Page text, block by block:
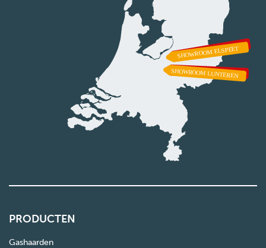
PRODUCTEN
Gashaarden